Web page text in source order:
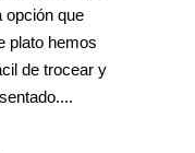
opción que
plato hemos
de trocear y